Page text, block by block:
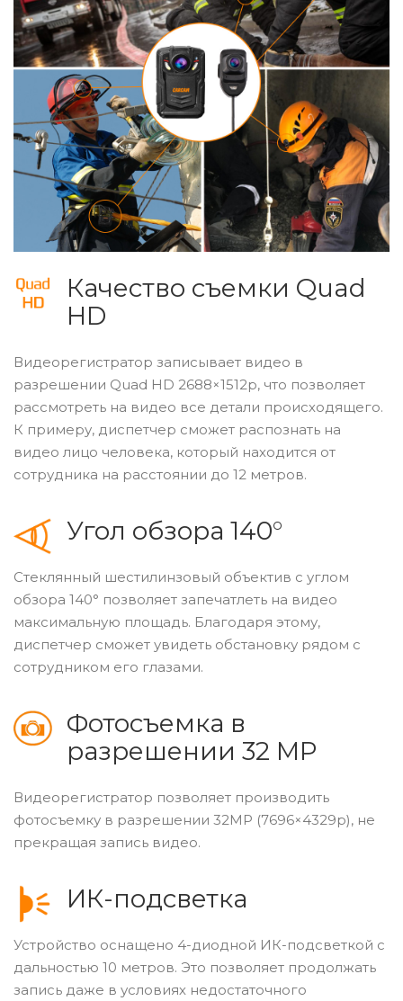
Качество съемки Quad
HD
Видеорегистратор записывает видео в
разрешении Quad HD 2688×1512p, что позволяет
рассмотреть на видео все детали происходящего.
К примеру, диспетчер сможет распознать на
видео лицо человека, который находится от
сотрудника на расстоянии до 12 метров.
Угол обзора 140°
Стеклянный шестилинзовый объектив с углом
обзора 140° позволяет запечатлеть на видео
максимальную площадь. Благодаря этому,
диспетчер сможет увидеть обстановку рядом с
сотрудником его глазами.
Фотосъемка в
разрешении 32 MP
Видеорегистратор позволяет производить
фотосъемку в разрешении 32MP (7696×4329p), не
прекращая запись видео.
ИК-подсветка
Устройство оснащено 4-диодной ИК-подсветкой с
дальностью 10 метров. Это позволяет продолжать
запись даже в условиях недостаточного